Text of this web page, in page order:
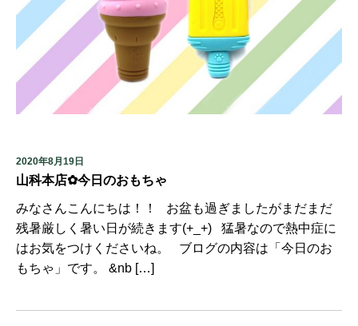
2020年8月19日
山科本店✿今日のおもちゃ
みなさんこんにちは！！ お盆も過ぎましたがまだまだ
残暑厳しく暑い日が続きます(+_+) 猛暑なので熱中症に
はお気をつけくださいね。 ブログの内容は「今日のお
もちゃ」です。 &nb […]